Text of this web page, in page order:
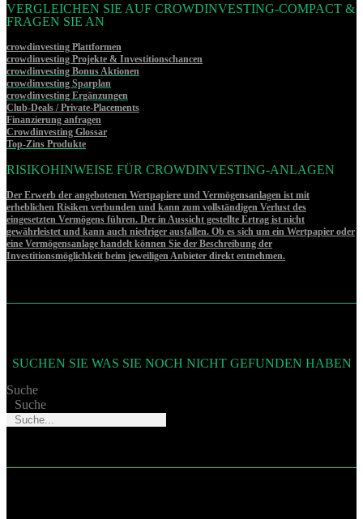
VERGLEICHEN SIE AUF CROWDINVESTING-COMPACT &
FRAGEN SIE AN
crowdinvesting Plattformen
crowdinvesting Projekte & Investitionschancen
crowdinvesting Bonus Aktionen
crowdinvesting Sparplan
crowdinvesting Ergänzungen
Club-Deals / Private-Placements
Finanzierung anfragen
Crowdinvesting Glossar
Top-Zins Produkte
RISIKOHINWEISE FÜR CROWDINVESTING-ANLAGEN
Der Erwerb der angebotenen Wertpapiere und Vermögensanlagen ist mit
erheblichen Risiken verbunden und kann zum vollständigen Verlust des
eingesetzten Vermögens führen. Der in Aussicht gestellte Ertrag ist nicht
gewährleistet und kann auch niedriger ausfallen. Ob es sich um ein Wertpapier oder
eine Vermögensanlage handelt können Sie der Beschreibung der
Investitionsmöglichkeit beim jeweiligen Anbieter direkt entnehmen.
SUCHEN SIE WAS SIE NOCH NICHT GEFUNDEN HABEN
Suche
Suche